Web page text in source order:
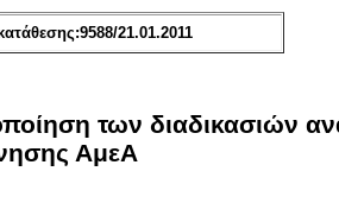
21.01.2011
των διαδικασιών
ΑμεΑ